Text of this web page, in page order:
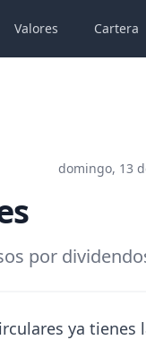
Valores Cartera
domingo, 13
por
ya tienes